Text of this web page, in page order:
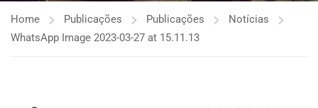
Home Publicações Publicações
Notícias
WhatsApp Image 2023-03-27 at 15.11.13